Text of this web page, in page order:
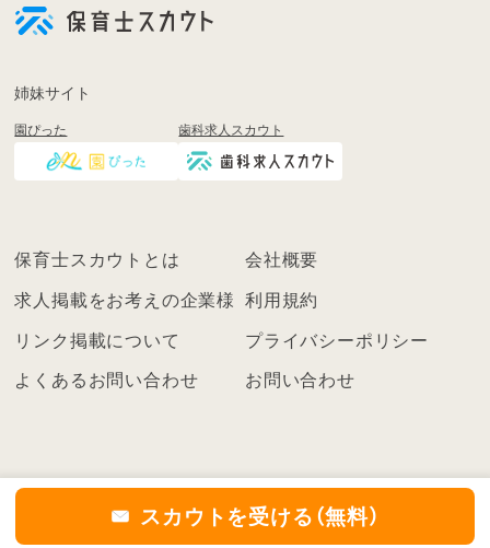
スカウトを受ける（無料）
登
く
ン
こ
ち
姉妹サイト
園ぴった 歯科求人スカウト
保育士スカウトとは 会社概要
求人掲載をお考えの企業様 利用規約
リンク掲載について プライバシーポリシー
よくあるお問い合わせ お問い合わせ